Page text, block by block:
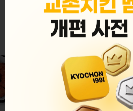
MENU